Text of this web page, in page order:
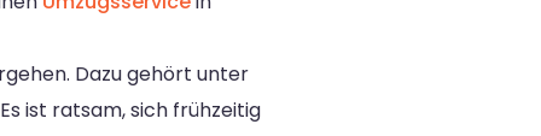
Dazu gehört unter
ist ratsam, sich frühzeitig